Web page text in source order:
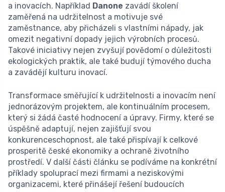
a inovacích. Například Danone zavádí školení
zaměřená na udržitelnost a motivuje své
zaměstnance, aby přicházeli s vlastními nápady, jak
omezit negativní dopady jejich výrobních procesů.
Takové iniciativy nejen zvyšují povědomí o důležitosti
ekologických praktik, ale také budují týmového ducha
a zavádějí kulturu inovací.
Transformace směřující k udržitelnosti a inovacím není
jednorázovým projektem, ale kontinuálním procesem,
který si žádá časté hodnocení a úpravy. Firmy, které se
úspěšně adaptují, nejen zajišťují svou
konkurenceschopnost, ale také přispívají k celkové
prosperitě české ekonomiky a ochraně životního
prostředí. V další části článku se podíváme na konkrétní
příklady spoluprací mezi firmami a neziskovými
organizacemi, které přinášejí řešení budoucích